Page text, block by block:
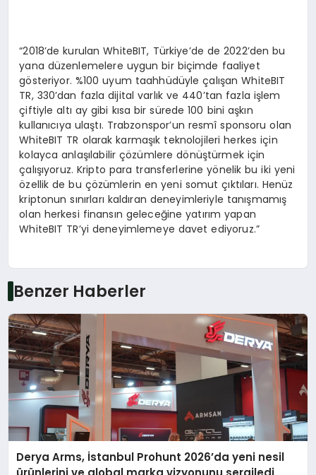
“2018’de kurulan WhiteBIT, Türkiye’de de 2022’den bu
yana düzenlemelere uygun bir biçimde faaliyet
gösteriyor. %100 uyum taahhüdüyle çalışan WhiteBIT
TR, 330’dan fazla dijital varlık ve 440’tan fazla işlem
çiftiyle altı ay gibi kısa bir sürede 100 bini aşkın
kullanıcıya ulaştı. Trabzonspor’un resmî sponsoru olan
WhiteBIT TR olarak karmaşık teknolojileri herkes için
kolayca anlaşılabilir çözümlere dönüştürmek için
çalışıyoruz. Kripto para transferlerine yönelik bu iki yeni
özellik de bu çözümlerin en yeni somut çıktıları. Henüz
kriptonun sınırları kaldıran deneyimleriyle tanışmamış
olan herkesi finansın geleceğine yatırım yapan
WhiteBIT TR’yi deneyimlemeye davet ediyoruz.”
Benzer Haberler
Derya Arms, İstanbul Prohunt 2026’da yeni nesil